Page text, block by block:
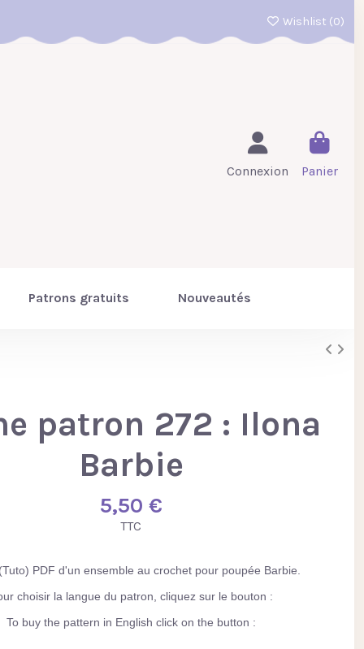
Wishlist (0)
Connexion Panier
Patrons gratuits Nouveautés
patron 272 : Ilona
Barbie
5,50 €
TTC
PDF d'un ensemble au crochet pour poupée Barbie.
choisir la langue du patron, cliquez sur le bouton :
To buy the pattern in English click on the button :